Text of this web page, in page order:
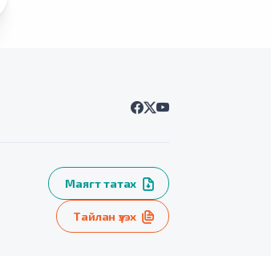
Маягт татах
Тайлан үзэх